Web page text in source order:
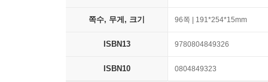
쪽수, 무게, 크기 96쪽 | 191*254*15mm
ISBN13 9780804849326
ISBN10 0804849323